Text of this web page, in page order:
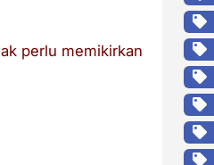
perlu memikirkan